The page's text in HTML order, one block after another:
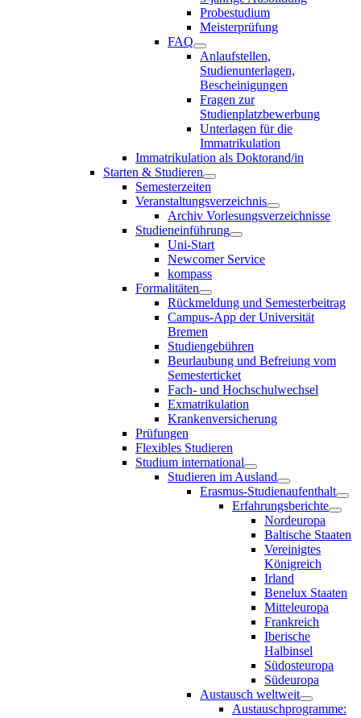
Probestudium
Meisterprüfung
FAQ
Anlaufstellen,
Studienunterlagen,
Bescheinigungen
Fragen zur
Studienplatzbewerbung
Unterlagen für die
Immatrikulation
Immatrikulation als Doktorand/in
Starten & Studieren
Semesterzeiten
Veranstaltungsverzeichnis
Archiv Vorlesungsverzeichnisse
Studieneinführung
Uni-Start
Newcomer Service
kompass
Formalitäten
Rückmeldung und Semesterbeitrag
Campus-App der Universität
Bremen
Studiengebühren
Beurlaubung und Befreiung vom
Semesterticket
Fach- und Hochschulwechsel
Exmatrikulation
Krankenversicherung
Prüfungen
Flexibles Studieren
Studium international
Studieren im Ausland
Erasmus-Studienaufenthalt
Erfahrungsberichte
Nordeuropa
Baltische Staaten
Vereinigtes
Königreich
Irland
Benelux Staaten
Mitteleuropa
Frankreich
Iberische
Halbinsel
Südosteuropa
Südeuropa
Austausch weltweit
Austauschprogramme: